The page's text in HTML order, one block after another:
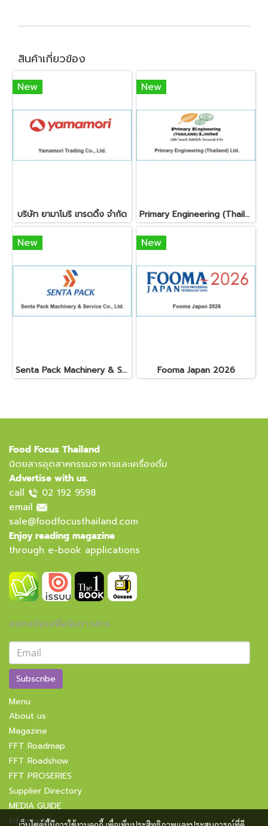
สินค้าเกี่ยวข้อง
New
บริษัท ยามาโมริ เทรดดิ้ง จำกัด
New
Primary Engineering (Thailand) Ltd.
New
Senta Pack Machinery & Service Co., Ltd.
New
Fooma Japan 2026
Food Focus Thailand
นิตยสารอุตสาหกรรมอาหารและเครื่องดื่ม
Advertise with us.
call
02 192 9598
email
sale@foodfocusthailand.com
Enjoy reading magazine
through e-book applications
ลงทะเบียนเพื่อรับข่าวสาร
Subscribe
Menu
About us
Magazine
FFT Roadmap
FFT Roadshow
FFT PROSERIES
Supplier Directory
MEDIA GUIDE
Information